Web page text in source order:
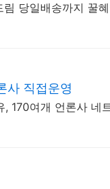
당일배송까지 꿀
사 직접운영
170여개 언론사 네